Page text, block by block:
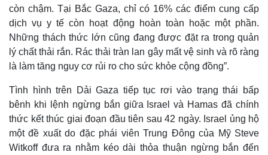
còn chậm. Tại Bắc Gaza, chỉ có 16% các điểm cung cấp
dịch vụ y tế còn hoạt động hoàn toàn hoặc một phần.
Những thách thức lớn cũng đang được đặt ra trong quản
lý chất thải rắn. Rác thải tràn lan gây mất vệ sinh và rõ ràng
là làm tăng nguy cơ rủi ro cho sức khỏe cộng đồng”.
Tình hình trên Dải Gaza tiếp tục rơi vào trạng thái bấp
bênh khi lệnh ngừng bắn giữa Israel và Hamas đã chính
thức kết thúc giai đoạn đầu tiên sau 42 ngày. Israel ủng hộ
một đề xuất do đặc phái viên Trung Đông của Mỹ Steve
Witkoff đưa ra nhằm kéo dài thỏa thuận ngừng bắn đến